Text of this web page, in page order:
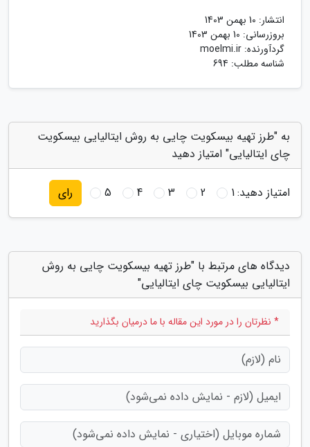
انتشار: 10 بهمن 1403
بروزرسانی: 10 بهمن 1403
گردآورنده: moelmi.ir
شناسه مطلب: 694
به "طرز تهیه بیسکویت چایی به روش ایتالیایی بیسکویت
چای ایتالیایی" امتیاز دهید
امتیاز دهید:1
2
3
4
5 رای
دیدگاه های مرتبط با "طرز تهیه بیسکویت چایی به روش
ایتالیایی بیسکویت چای ایتالیایی"
* نظرتان را در مورد این مقاله با ما درمیان بگذارید